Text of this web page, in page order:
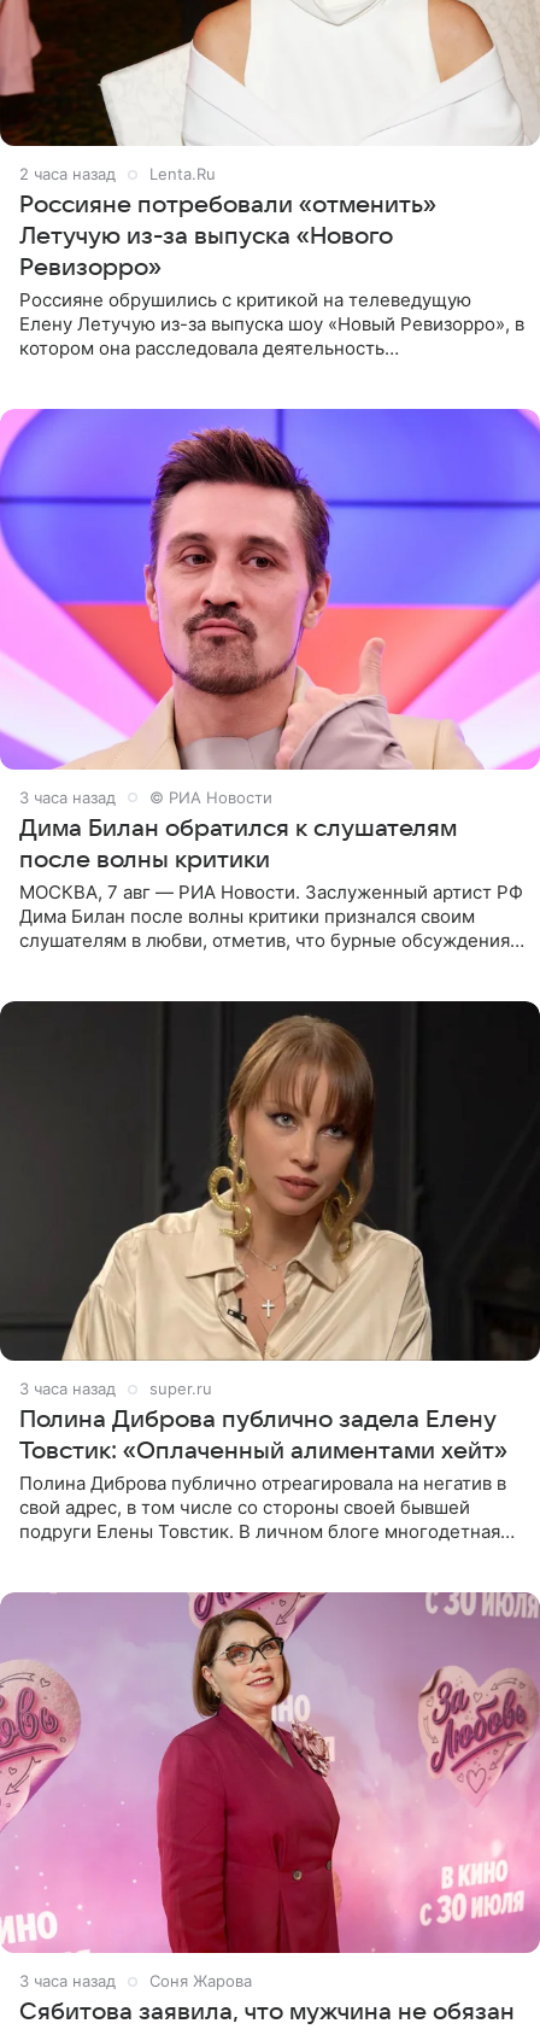
2 часа назад Lenta.Ru
Россияне потребовали «отменить»
Летучую из-за выпуска «Нового
Ревизорро»
Россияне обрушились с критикой на телеведущую
Елену Летучую из-за выпуска шоу «Новый Ревизорро», в
котором она расследовала деятельность
3 часа назад © РИА Новости
Дима Билан обратился к слушателям
после волны критики
МОСКВА, 7 авг — РИА Новости. Заслуженный артист РФ
Дима Билан после волны критики признался своим
слушателям в любви, отметив, что бурные обсуждения
3 часа назад super.ru
Полина Диброва публично задела Елену
Товстик: «Оплаченный алиментами хейт»
Полина Диброва публично отреагировала на негатив в
свой адрес, в том числе со стороны своей бывшей
подруги Елены Товстик. В личном блоге многодетная
3 часа назад Соня Жарова
Сябитова заявила, что мужчина не обязан